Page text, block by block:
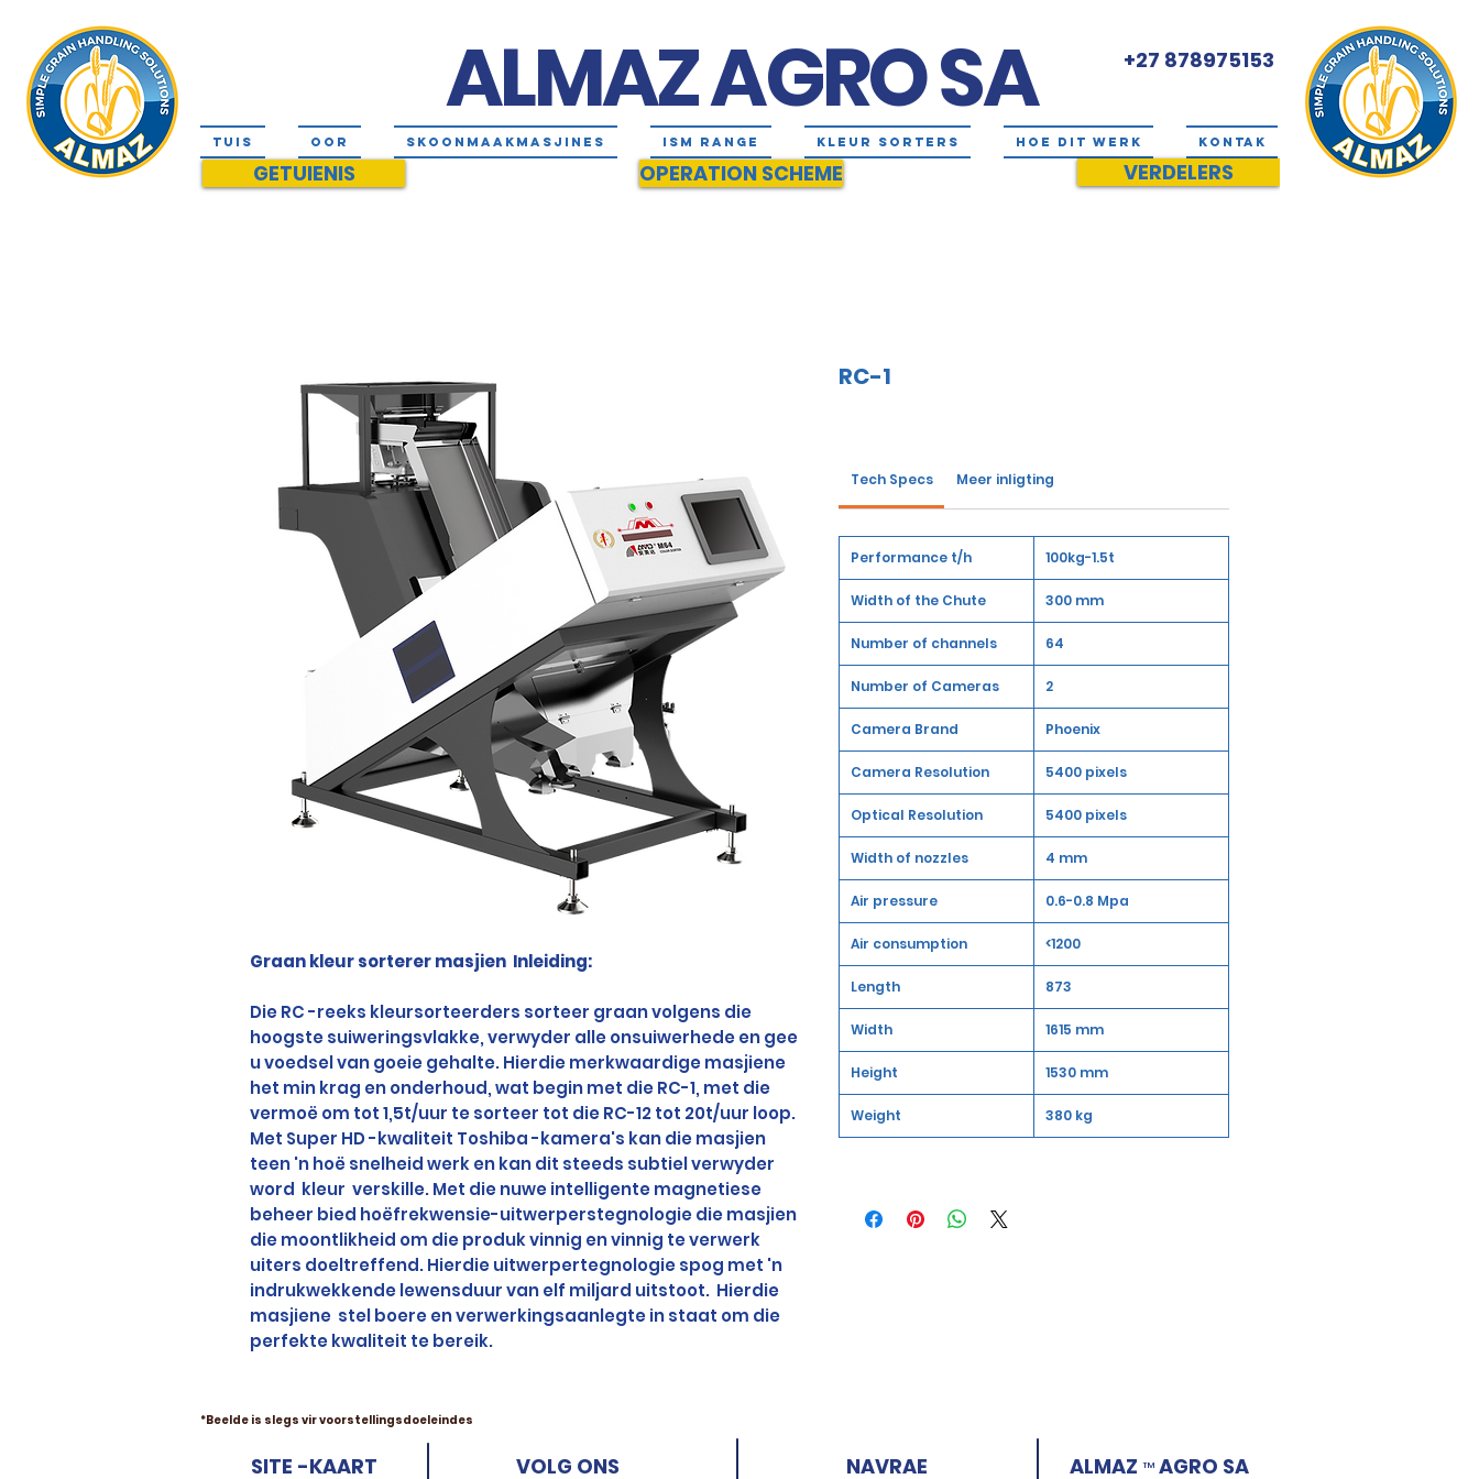
ALMAZ AGRO SA +27 878975153
TUIS OOR SKOONMAAKMASJINES ISM RANGE KLEUR SORTERS HOE DIT WERK KONTAK
GETUIENIS OPERATION SCHEME VERDELERS
Graan kleur sorterer masjien Inleiding:
Die RC -reeks kleursorteerders sorteer graan volgens die
hoogste suiweringsvlakke, verwyder alle onsuiwerhede en gee
u voedsel van goeie gehalte. Hierdie merkwaardige masjiene
het min krag en onderhoud, wat begin met die RC-1, met die
vermoë om tot 1,5t/uur te sorteer tot die RC-12 tot 20t/uur loop.
Met Super HD -kwaliteit Toshiba -kamera's kan die masjien
teen 'n hoë snelheid werk en kan dit steeds subtiel verwyder
word kleur verskille. Met die nuwe intelligente magnetiese
beheer bied hoëfrekwensie-uitwerperstegnologie die masjien
die moontlikheid om die produk vinnig en vinnig te verwerk
uiters doeltreffend. Hierdie uitwerpertegnologie spog met 'n
indrukwekkende lewensduur van elf miljard uitstoot. Hierdie
masjiene stel boere en verwerkingsaanlegte in staat om die
perfekte kwaliteit te bereik.
RC-1
Tech Specs Meer inligting
Performance t/h 100kg-1.5t
Width of the Chute 300 mm
Number of channels 64
Number of Cameras 2
Camera Brand Phoenix
Camera Resolution 5400 pixels
Optical Resolution 5400 pixels
Width of nozzles 4 mm
Air pressure 0.6-0.8 Mpa
Air consumption <1200
Length 873
Width 1615 mm
Height 1530 mm
Weight 380 kg
*Beelde is slegs vir voorstellingsdoeleindes
SITE -KAART VOLG ONS NAVRAE ALMAZ ™ AGRO SA